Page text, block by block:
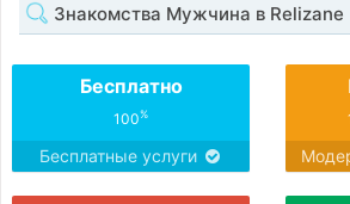
Знакомства Мужчина в Relizane
Бесплатно
100%
Бесплатные услуги